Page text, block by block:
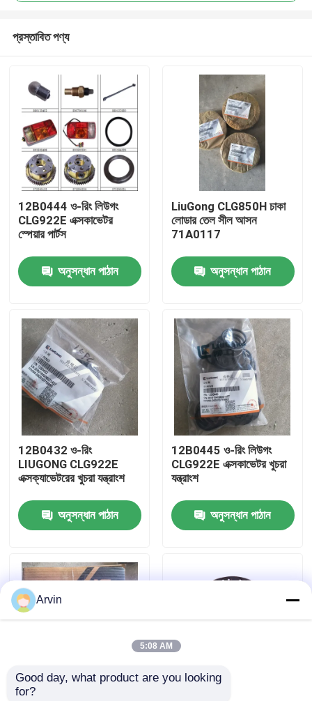
পণ্য
আমাদের সম্পর্কে
কারখানা ভ্রমণ
মান নিয়ন্ত্রণ
আমাদের সাথে যোগাযোগ করুন
খবর
উদ্ধৃতির জন্য আবেদন
কামিন্স খুচরা যন্ত্রাংশ
প্রস্তাবিত পণ্য
12B0444 ও-রিং লিউগং
CLG922E এক্সকাভেটর
স্পেয়ার পার্টস
অনুসন্ধান পাঠান
LiuGong CLG850H চাকা
লোডার তেল সীল আসন
71A0117
অনুসন্ধান পাঠান
12B0432 ও-রিং
LIUGONG CLG922E
এক্সক্যাভেটরের খুচরা যন্ত্রাংশ
অনুসন্ধান পাঠান
12B0445 ও-রিং লিউগং
CLG922E এক্সকাভেটর খুচরা
যন্ত্রাংশ
অনুসন্ধান পাঠান
SP200834 সিল কিট
Arvin
5:08 AM
Good day, what product are you looking
for?